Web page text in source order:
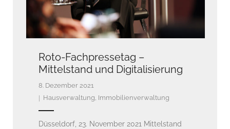
Roto-Fachpressetag –
Mittelstand und Digitalisierung
8. Dezember 2021
Hausverwaltung, Immobilienverwaltung
Düsseldorf, 23. November 2021 Mittelstand